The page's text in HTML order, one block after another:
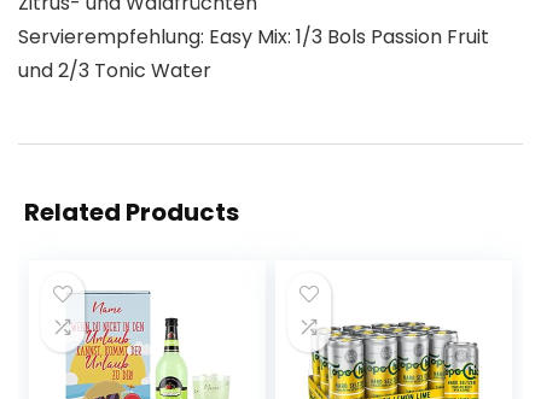
Servierempfehlung: Easy Mix: 1/3 Bols Passion Fruit
und 2/3 Tonic Water
Related Products